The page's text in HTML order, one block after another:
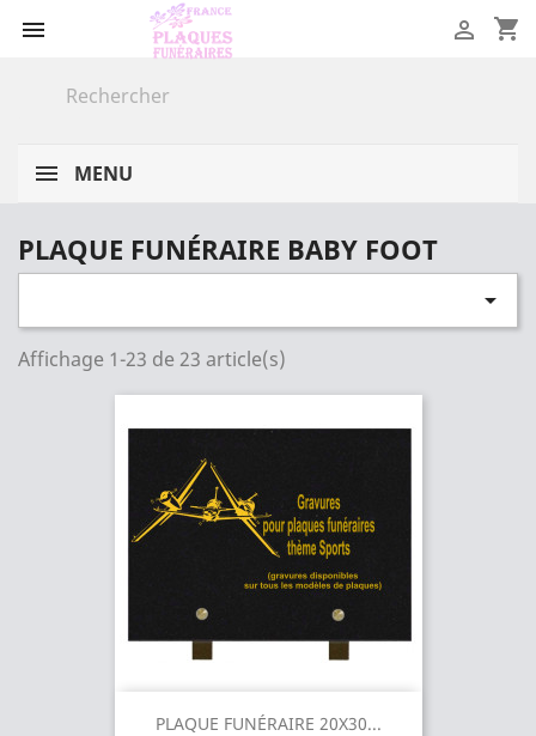
 shopping_cart

MENU
PLAQUE FUNÉRAIRE BABY FOOT

Affichage 1-23 de 23 article(s)
PLAQUE FUNÉRAIRE 20X30...